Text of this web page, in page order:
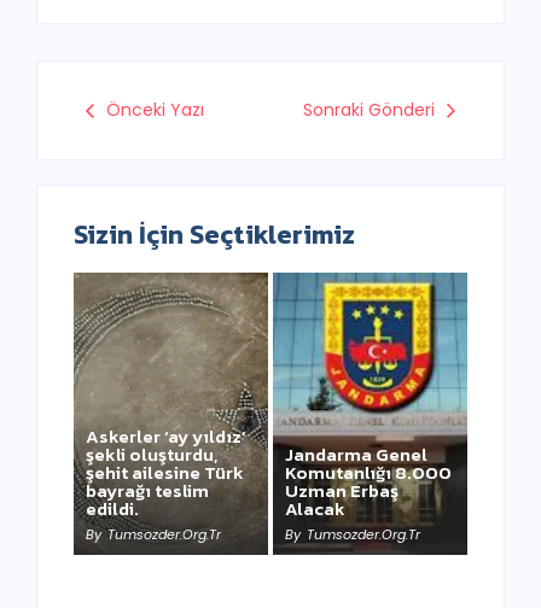
Önceki Yazı Sonraki Gönderi
Sizin İçin Seçtiklerimiz
Askerler ‘ay yıldız’
şekli oluşturdu,
şehit ailesine Türk
bayrağı teslim
edildi.
By Tumsozder.org.tr
Jandarma Genel
Komutanlığı 8.000
Uzman Erbaş
Alacak
By Tumsozder.org.tr
NEWSWEEK’ iN
KAAN HABERİ
By Tumsozder.org.tr